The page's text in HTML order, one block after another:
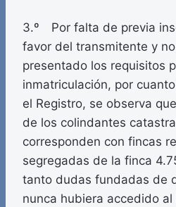
3.º Por falta de previa
favor del transmitente y
presentado los requisitos
inmatriculación, por
el Registro, se observa
de los colindantes
corresponden con fincas
segregadas de la finca
tanto dudas fundadas de
nunca hubiera accedido